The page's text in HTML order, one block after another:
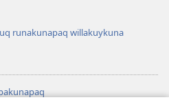
runakunapaq willakuykuna